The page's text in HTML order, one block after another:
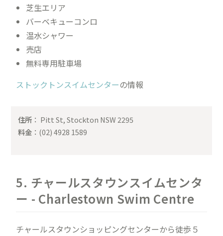
芝生エリア
バーベキューコンロ
温水シャワー
売店
無料専用駐車場
ストックトンスイムセンターの情報
住所 ： Pitt St, Stockton NSW 2295
料金 ：(02) 4928 1589
5. チャールスタウンスイムセンタ
ー - Charlestown Swim Centre
チャールスタウンショッピングセンターから徒歩５